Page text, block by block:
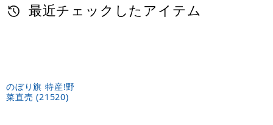
最近チェックしたアイテム
のぼり旗 特産!野
菜直売 (21520)